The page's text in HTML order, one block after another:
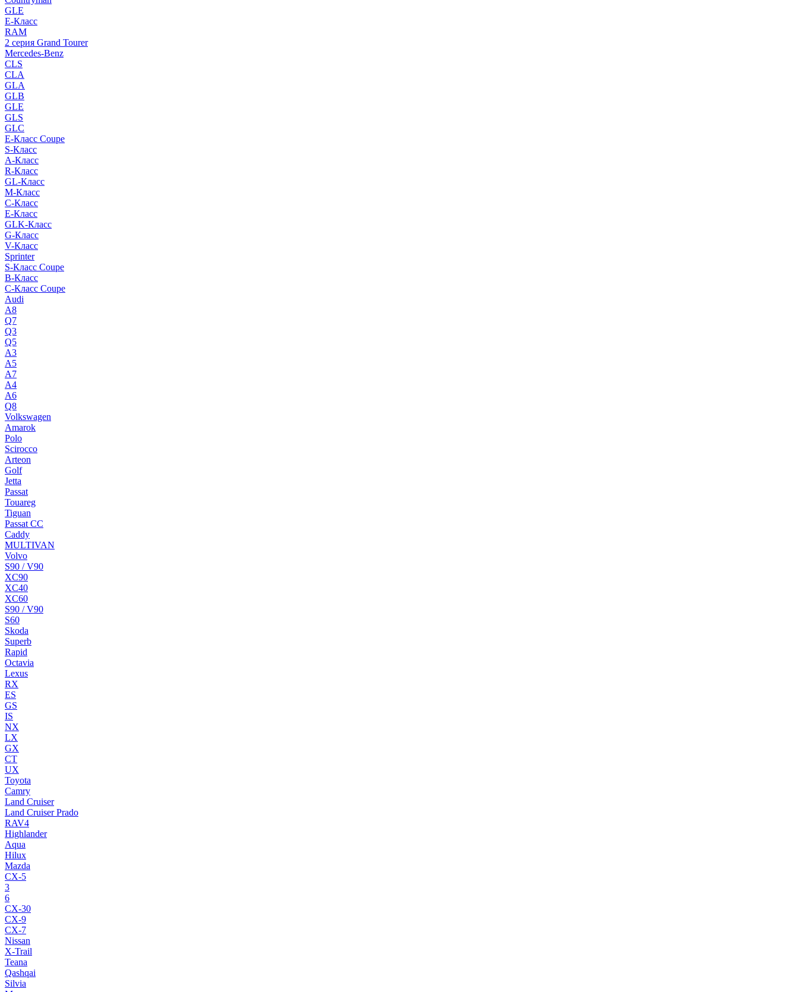
GLE
E-Класс
RAM
2 серия Grand Tourer
Mercedes-Benz
CLS
CLA
GLA
GLB
GLE
GLS
GLC
E-Класс Coupe
S-Класс
A-Класс
R-Класс
GL-Класс
M-Класс
C-Класс
E-Класс
GLK-Класс
G-Класс
V-Класс
Sprinter
S-Класс Сoupe
B-Класс
C-Класс Coupe
Audi
A8
Q7
Q3
Q5
A3
A5
A7
A4
A6
Q8
Volkswagen
Amarok
Polo
Scirocco
Arteon
Golf
Jetta
Passat
Touareg
Tiguan
Passat CC
Caddy
MULTIVAN
Volvo
S90 / V90
XC90
XC40
XC60
S90 / V90
S60
Skoda
Superb
Rapid
Octavia
Lexus
RX
ES
GS
IS
NX
LX
GX
CT
UX
Toyota
Camry
Land Cruiser
Land Cruiser Prado
RAV4
Highlander
Aqua
Hilux
Mazda
CX-5
3
6
CX-30
CX-9
CX-7
Nissan
X-Trail
Teana
Qashqai
Silvia